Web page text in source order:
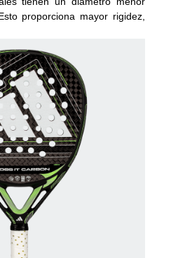
proporciona mayor rigidez,